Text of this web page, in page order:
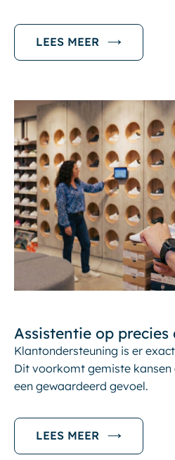
LEES MEER
Assistentie op
Klantondersteuning is er
Dit voorkomt gemiste kansen
een gewaardeerd gevoel.
LEES MEER